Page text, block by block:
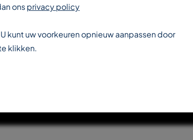
onsprivacy policy
kunt uw voorkeuren opnieuw aanpassen door
klikken.